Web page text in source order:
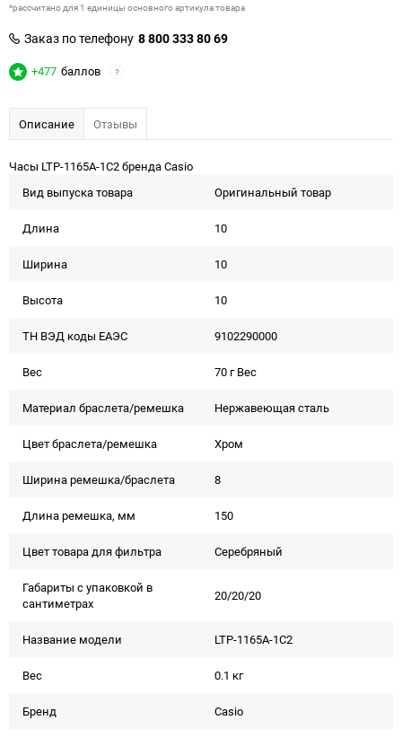
*рассчитано для 1 единицы основного артикула товара
Заказ по телефону 8 800 333 80 69
+477 баллов ?
Описание Отзывы
Часы LTP-1165A-1C2 бренда Casio
Вид выпуска товара
Оригинальный товар
Длина 10
Ширина 10
Высота 10
ТН ВЭД коды ЕАЭС 9102290000
Вес 70 г Вес
Материал браслета/ремешка Нержавеющая сталь
Цвет браслета/ремешка Хром
Ширина ремешка/браслета 8
Длина ремешка, мм 150
Цвет товара для фильтра Серебряный
Габариты с упаковкой в
сантиметрах
20/20/20
Название модели LTP-1165A-1C2
Вес 0.1 кг
Бренд Casio